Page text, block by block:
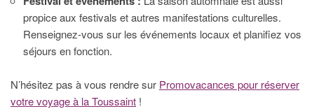
propice aux festivals et autres manifestations culturelles.
Renseignez-vous sur les événements locaux et planifiez vos
séjours en fonction.
N’hésitez pas à vous rendre sur Promovacances pour réserver
votre voyage à la Toussaint !